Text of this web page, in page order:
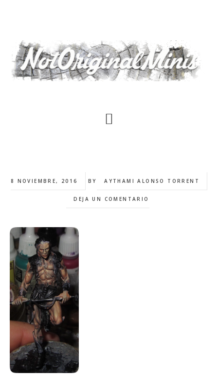
principal
8 NOVIEMBRE, 2016 BY AYTHAMI ALONSO TORRENT
DEJA UN COMENTARIO